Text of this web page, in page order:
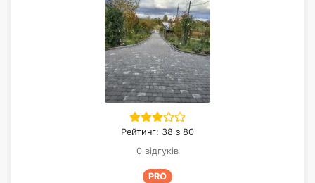
Рейтинг: 38 з 80
0 відгуків
PRO